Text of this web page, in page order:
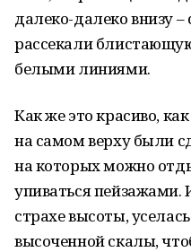
далеко-далеко внизу
рассекали
белыми линиями.
Как же это красиво,
на самом верху были
на которых можно
упиваться пейзажами.
страхе высоты,
высоченной скалы,